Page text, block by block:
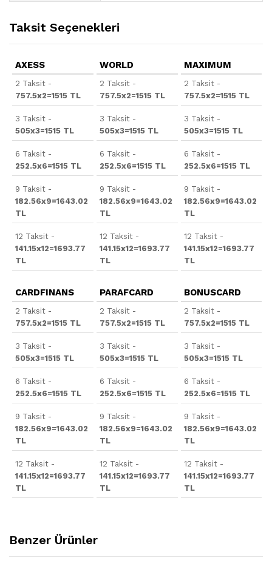
Taksit Seçenekleri
AXESS
2 Taksit -
757.5x2=1515 TL
3 Taksit -
505x3=1515 TL
6 Taksit -
252.5x6=1515 TL
9 Taksit -
182.56x9=1643.02
TL
12 Taksit -
141.15x12=1693.77
TL
WORLD
2 Taksit -
757.5x2=1515 TL
3 Taksit -
505x3=1515 TL
6 Taksit -
252.5x6=1515 TL
9 Taksit -
182.56x9=1643.02
TL
12 Taksit -
141.15x12=1693.77
TL
MAXIMUM
2 Taksit -
757.5x2=1515 TL
3 Taksit -
505x3=1515 TL
6 Taksit -
252.5x6=1515 TL
9 Taksit -
182.56x9=1643.02
TL
12 Taksit -
141.15x12=1693.77
TL
CARDFINANS
2 Taksit -
757.5x2=1515 TL
3 Taksit -
505x3=1515 TL
6 Taksit -
252.5x6=1515 TL
9 Taksit -
182.56x9=1643.02
TL
12 Taksit -
141.15x12=1693.77
TL
PARAFCARD
2 Taksit -
757.5x2=1515 TL
3 Taksit -
505x3=1515 TL
6 Taksit -
252.5x6=1515 TL
9 Taksit -
182.56x9=1643.02
TL
12 Taksit -
141.15x12=1693.77
TL
BONUSCARD
2 Taksit -
757.5x2=1515 TL
3 Taksit -
505x3=1515 TL
6 Taksit -
252.5x6=1515 TL
9 Taksit -
182.56x9=1643.02
TL
12 Taksit -
141.15x12=1693.77
TL
Benzer Ürünler